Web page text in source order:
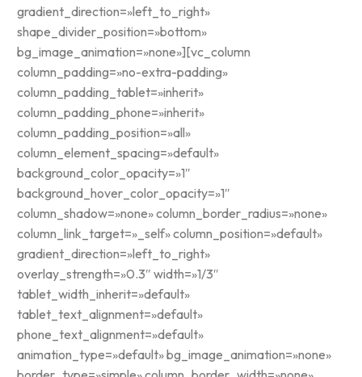
gradient_direction=»left_to_right»
shape_divider_position=»bottom»
bg_image_animation=»none»][vc_column
column_padding=»no-extra-padding»
column_padding_tablet=»inherit»
column_padding_phone=»inherit»
column_padding_position=»all»
column_element_spacing=»default»
background_color_opacity=»1″
background_hover_color_opacity=»1″
column_shadow=»none» column_border_radius=»none»
column_link_target=»_self» column_position=»default»
gradient_direction=»left_to_right»
overlay_strength=»0.3″ width=»1/3″
tablet_width_inherit=»default»
tablet_text_alignment=»default»
phone_text_alignment=»default»
animation_type=»default» bg_image_animation=»none»